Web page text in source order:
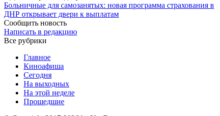
Больничные для самозанятых: новая программа страхования в
ДНР открывает двери к выплатам
Сообщить новость
Написать в редакцию
Все рубрики
Главное
Киноафиша
Сегодня
На выходных
На этой неделе
Прошедшие